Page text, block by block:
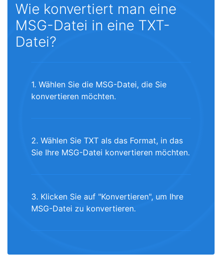
Wie konvertiert man eine
MSG-Datei in eine TXT-
Datei?
1. Wählen Sie die MSG-Datei, die Sie
konvertieren möchten.
2. Wählen Sie TXT als das Format, in das
Sie Ihre MSG-Datei konvertieren möchten.
3. Klicken Sie auf "Konvertieren", um Ihre
MSG-Datei zu konvertieren.